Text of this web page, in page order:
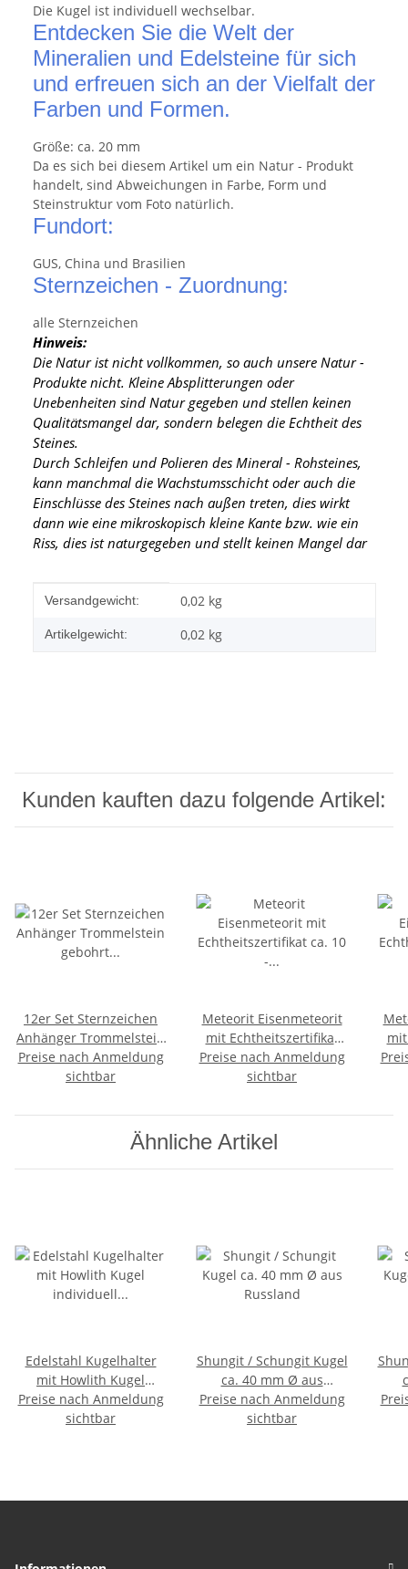
Die Kugel ist individuell wechselbar.
Entdecken Sie die Welt der
Mineralien und Edelsteine für sich
und erfreuen sich an der Vielfalt der
Farben und Formen.
Größe: ca. 20 mm
Da es sich bei diesem Artikel um ein Natur - Produkt
handelt, sind Abweichungen in Farbe, Form und
Steinstruktur vom Foto natürlich.
Fundort:
GUS, China und Brasilien
Sternzeichen - Zuordnung:
alle Sternzeichen
Hinweis:
Die Natur ist nicht vollkommen, so auch unsere Natur -
Produkte nicht. Kleine Absplitterungen oder
Unebenheiten sind Natur gegeben und stellen keinen
Qualitätsmangel dar, sondern belegen die Echtheit des
Steines.
Durch Schleifen und Polieren des Mineral - Rohsteines,
kann manchmal die Wachstumsschicht oder auch die
Einschlüsse des Steines nach außen treten, dies wirkt
dann wie eine mikroskopisch kleine Kante bzw. wie ein
Riss, dies ist naturgegeben und stellt keinen Mangel dar
Produkteigenschaft
Wert
Versandgewicht: 0,02 kg
Artikelgewicht: 0,02 kg
Kunden kauften dazu folgende Artikel:
12er Set Sternzeichen
Anhänger Trommelstein
gebohrt mit Band und
Karte
Preise nach Anmeldung
sichtbar
Meteorit Eisenmeteorit
mit Echtheitszertifikat
ca. 10 - 15 mm ca. 2 -3 g
Preise nach Anmeldung
sichtbar
ca.
Ähnliche Artikel
Edelstahl Kugelhalter
mit Howlith Kugel
individuell wechselbar
passend für 20 mm
Preise nach Anmeldung
sichtbar
Shungit / Schungit Kugel
ca. 40 mm Ø aus
Russland
Preise nach Anmeldung
sichtbar